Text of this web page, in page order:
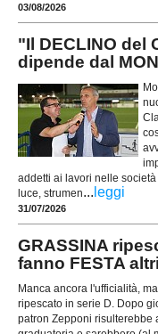
03/08/2026
"Il DECLINO del
dipende dal
addetti ai lavori nelle
luce, strumen... leggi
31/07/2026
GRASSINA
fanno FESTA
Manca ancora l'ufficialità,
ripescato in serie D. Dopo
patron Zepponi risulterebbe